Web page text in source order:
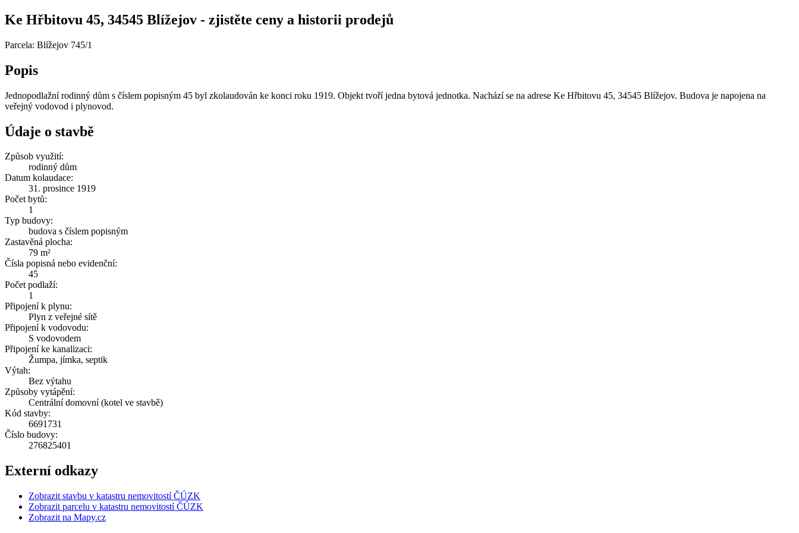
Ke Hřbitovu 45, 34545 Blížejov - zjistěte ceny a historii prodejů
Parcela: Blížejov 745/1
Popis
Jednopodlažní rodinný dům s číslem popisným 45 byl zkolaudován ke konci roku 1919. Objekt tvoří jedna bytová jednotka. Nachází se na adrese Ke Hřbitovu 45, 34545 Blížejov. Budova je napojena na
veřejný vodovod i plynovod.
Údaje o stavbě
Způsob využití:
rodinný dům
Datum kolaudace:
31. prosince 1919
Počet bytů:
1
Typ budovy:
budova s číslem popisným
Zastavěná plocha:
79 m²
Čísla popisná nebo evidenční:
45
Počet podlaží:
1
Připojení k plynu:
Plyn z veřejné sítě
Připojení k vodovodu:
S vodovodem
Připojení ke kanalizaci:
Žumpa, jímka, septik
Výtah:
Bez výtahu
Způsoby vytápění:
Centrální domovní (kotel ve stavbě)
Kód stavby:
6691731
Číslo budovy:
276825401
Externí odkazy
Zobrazit stavbu v katastru nemovitostí ČÚZK
Zobrazit parcelu v katastru nemovitostí ČÚZK
Zobrazit na Mapy.cz